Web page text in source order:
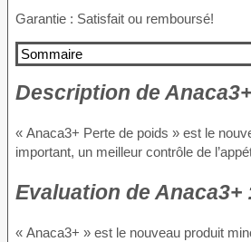
Garantie : Satisfait ou remboursé!
Sommaire
Description de
« Anaca3+ Perte de poids » est le
important, un meilleur contrôle de
Evaluation de Anaca3+
« Anaca3+ » est le nouveau produit